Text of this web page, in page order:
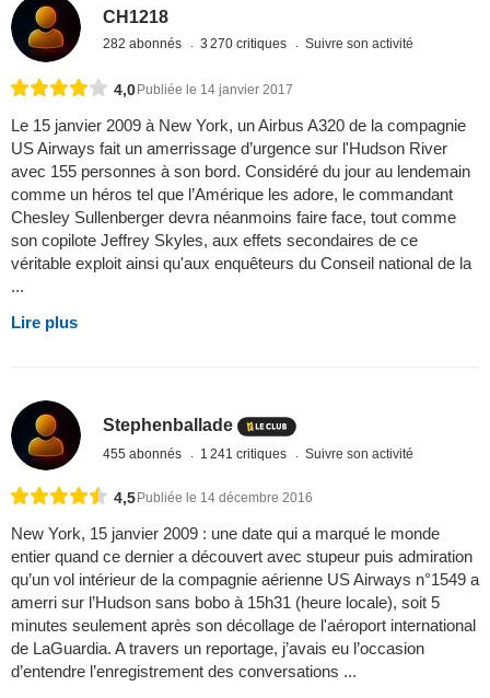
CH1218
282 abonnés 3 270 critiques Suivre son activité
4,0 Publiée le 14 janvier 2017
Le 15 janvier 2009 à New York, un Airbus A320 de la compagnie
US Airways fait un amerrissage d’urgence sur l'Hudson River
avec 155 personnes à son bord. Considéré du jour au lendemain
comme un héros tel que l’Amérique les adore, le commandant
Chesley Sullenberger devra néanmoins faire face, tout comme
son copilote Jeffrey Skyles, aux effets secondaires de ce
véritable exploit ainsi qu'aux enquêteurs du Conseil national de la
...
Lire plus
Stephenballade
455 abonnés 1 241 critiques Suivre son activité
4,5 Publiée le 14 décembre 2016
New York, 15 janvier 2009 : une date qui a marqué le monde
entier quand ce dernier a découvert avec stupeur puis admiration
qu’un vol intérieur de la compagnie aérienne US Airways n°1549 a
amerri sur l’Hudson sans bobo à 15h31 (heure locale), soit 5
minutes seulement après son décollage de l'aéroport international
de LaGuardia. A travers un reportage, j’avais eu l’occasion
d’entendre l’enregistrement des conversations ...